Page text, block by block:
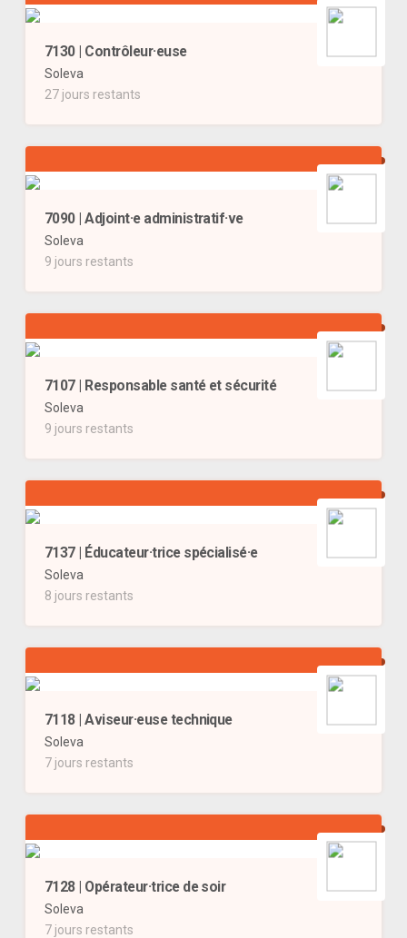
7130 | Contrôleur·euse
Soleva
27 jours restants
7090 | Adjoint·e administratif·ve
Soleva
9 jours restants
7107 | Responsable santé et sécurité
Soleva
9 jours restants
7137 | Éducateur·trice spécialisé·e
Soleva
8 jours restants
7118 | Aviseur·euse technique
Soleva
7 jours restants
7128 | Opérateur·trice de soir
Soleva
7 jours restants